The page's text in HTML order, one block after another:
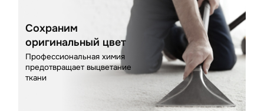
Сохраним
оригинальный цвет
Профессиональная химия
предотвращает выцветание
ткани